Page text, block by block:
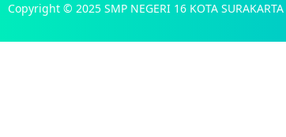
Copyright © 2025 SMP NEGERI 16 KOTA